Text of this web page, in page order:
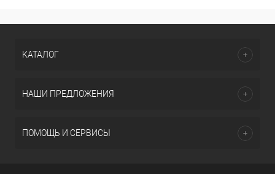
КАТАЛОГ
НАШИ ПРЕДЛОЖЕНИЯ
ПОМОЩЬ И СЕРВИСЫ